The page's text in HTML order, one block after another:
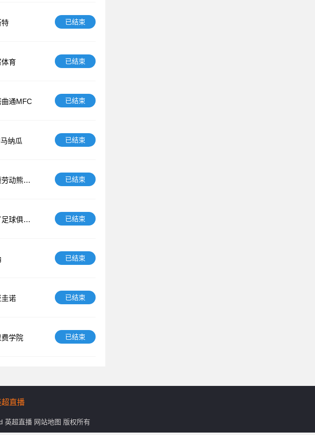
已结束
育 已结束
通MFC 已结束
纳瓜 已结束
动熊后
已结束
球俱乐
已结束
已结束
诺 已结束
学院 已结束
超直播
英超直播 网站地图 版权所有